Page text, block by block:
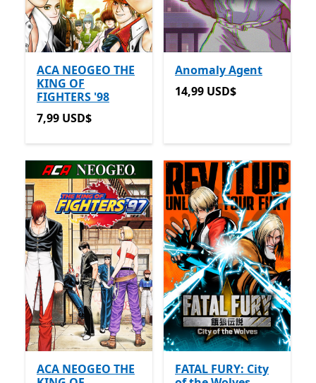
ACA NEOGEO THE
KING OF
FIGHTERS '98
7,99 USD$
7,99 USD$
Anomaly Agent
14,99 USD$
14,99 USD$
ACA NEOGEO THE
FATAL FURY: City